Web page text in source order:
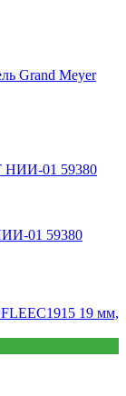
Grand Meyer
01 59380